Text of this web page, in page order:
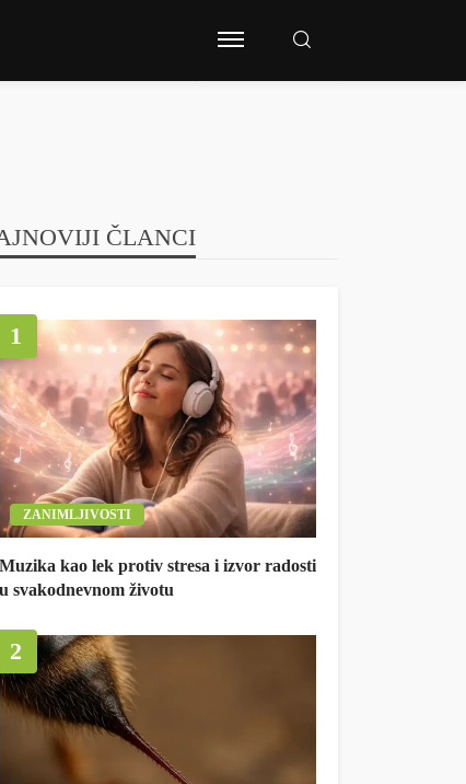
ČLANCI
1
ZANIMLJIVOSTI
Muzika kao lek protiv stresa i izvor radosti
u svakodnevnom životu
2